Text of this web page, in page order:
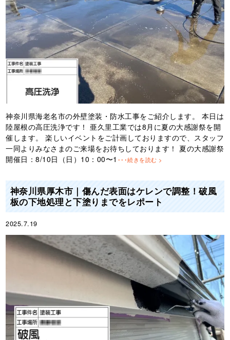
神奈川県海老名市の外壁塗装・防水工事をご紹介します。 本日は
陸屋根の高圧洗浄です！ 亜久里工業では8月に夏の大感謝祭を開
催します。 楽しいイベントをご計画しておりますので、スタッフ
一同よりみなさまのご来場をお待ちしております！ 夏の大感謝祭
開催日：8/10日（日）10：00〜1 ･･･続きを読む >
神奈川県厚木市｜傷んだ表面はケレンで調整！破風
板の下地処理と下塗りまでをレポート
2025.7.19